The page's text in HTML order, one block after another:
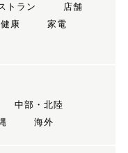
トラン
店舗
康
家電
中部・北陸
海外